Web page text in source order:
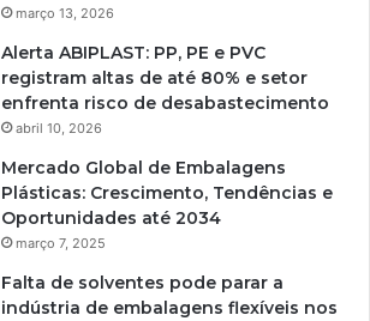
março 13, 2026
Alerta ABIPLAST: PP, PE e PVC
registram altas de até 80% e setor
enfrenta risco de desabastecimento
abril 10, 2026
Mercado Global de Embalagens
Plásticas: Crescimento, Tendências e
Oportunidades até 2034
março 7, 2025
Falta de solventes pode parar a
indústria de embalagens flexíveis nos